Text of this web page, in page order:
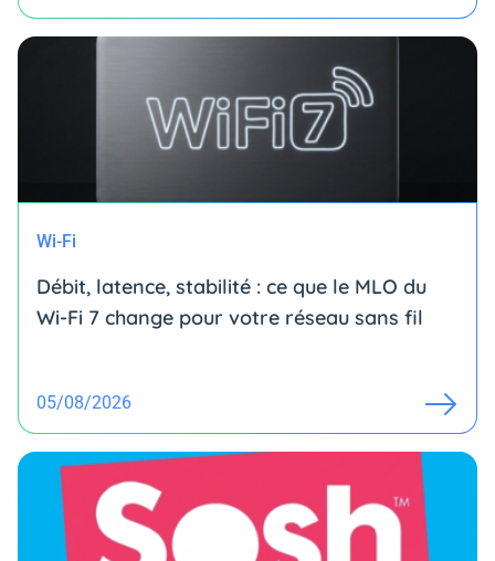
Wi-Fi
Débit, latence, stabilité : ce que le MLO du
Wi-Fi 7 change pour votre réseau sans fil
05/08/2026